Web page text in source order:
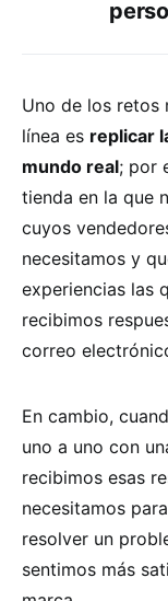
Uno de los retos
línea es replicar
mundo real; por
tienda en la que
cuyos
necesitamos y
experiencias las
recibimos
correo
En cambio,
uno a uno con
recibimos esas
necesitamos
resolver un
sentimos más